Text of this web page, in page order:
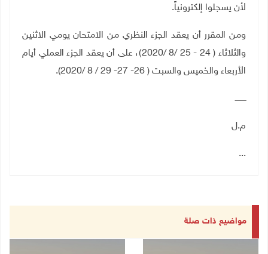
لأن يسجلوا إلكترونياً.
ومن المقرر أن يعقد الجزء النظري من الامتحان يومي الاثنين
والثلاثاء ( 24 - 25 /8 /2020)، على أن يعقد الجزء العملي أيام
الأربعاء والخميس والسبت ( 26- 27- 29 / 8 /2020).
ـــــــــ
م.ل
...
مواضيع ذات صلة